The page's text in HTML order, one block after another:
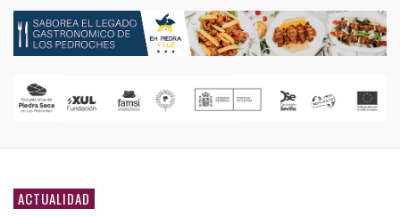
ACTUALIDAD